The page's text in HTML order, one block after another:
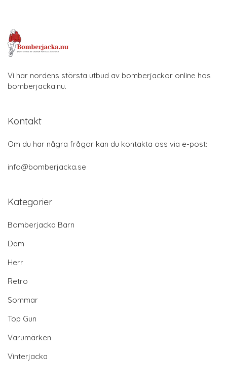
Vi har nordens största utbud av bomberjackor online hos
bomberjacka.nu.
Kontakt
Om du har några frågor kan du kontakta oss via e-post:
info@bomberjacka.se
Kategorier
Bomberjacka Barn
Dam
Herr
Retro
Sommar
Top Gun
Varumärken
Vinterjacka